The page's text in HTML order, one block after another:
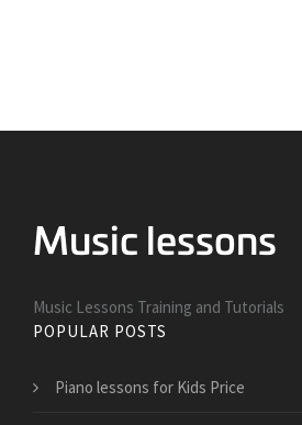
Music Lessons Training and Tutorials
POPULAR POSTS
Piano lessons for Kids Price